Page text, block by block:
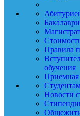
Правила
обучения
Приемная
Новости